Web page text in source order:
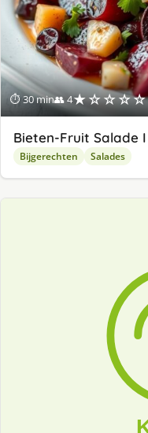
⏱ 30 min👥 4★☆☆☆☆
Bieten-Fruit Salade I
Bijgerechten Salades